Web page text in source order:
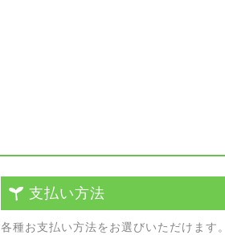
支払い方法
各種お⽀払い⽅法をお選びいただけます。